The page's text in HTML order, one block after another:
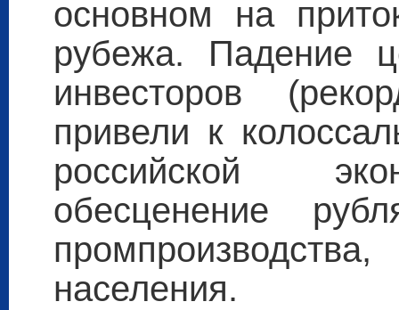
основном на
рубежа. Падение
инвесторов
привели к
российской
обесценение
населения.